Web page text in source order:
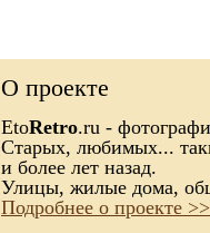
О проекте
EtoRetro.ru -
Старых, любимых...
и более лет назад.
Улицы, жилые дома,
Подробнее о проекте >>